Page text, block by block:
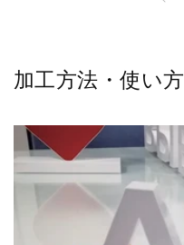
加工方法・使い方